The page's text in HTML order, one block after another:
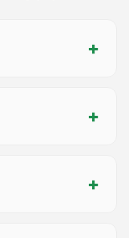
+
+
+